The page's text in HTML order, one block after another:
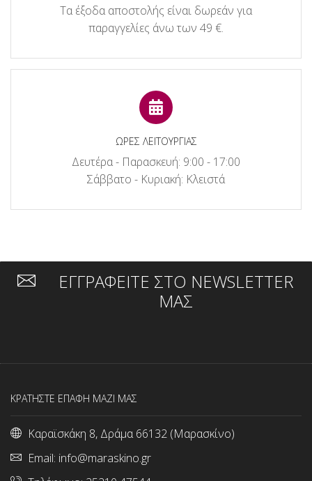
Τα έξοδα αποστολής είναι δωρεάν για
παραγγελίες άνω των 49 €.
ΩΡΕΣ ΛΕΙΤΟΥΡΓΙΑΣ
Δευτέρα - Παρασκευή: 9:00 - 17:00
Σάββατο - Κυριακή: Κλειστά
ΕΓΓΡΑΦΕΙΤΕ ΣΤΟ NEWSLETTER
ΜΑΣ
ΚΡΑΤΗΣΤΕ ΕΠΑΦΗ ΜΑΖΙ ΜΑΣ
Καραϊσκάκη 8, Δράμα 66132 (Μαρασκίνο)
Email: info@maraskino.gr